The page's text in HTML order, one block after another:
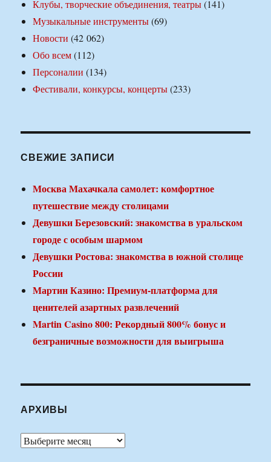
Клубы, творческие объединения, театры(141)
Музыкальные инструменты(69)
Новости (42 062)
Обо всем(112)
Персоналии (134)
Фестивали, конкурсы, концерты(233)
СВЕЖИЕ ЗАПИСИ
Москва Махачкала самолет: комфортное
путешествие между столицами
Девушки Березовский: знакомства в уральском
городе с особым шармом
Девушки Ростова: знакомства в южной столице
России
Мартин Казино: Премиум-платформа для
ценителей азартных развлечений
Martin Casino 800: Рекордный 800% бонус и
безграничные возможности для выигрыша
АРХИВЫ
Архивы